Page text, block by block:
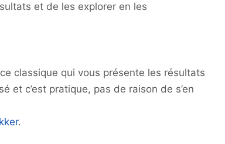
et de les explorer en les
classique qui vous présente les résultats
et c’est pratique, pas de raison de s’en
.